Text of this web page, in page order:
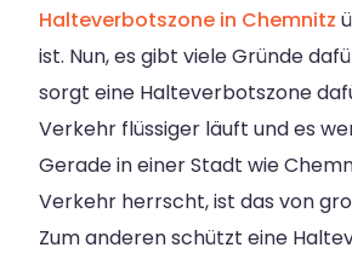
Halteverbotszone in Chemnitz
ist. Nun, es gibt viele Gründe
sorgt eine Halteverbotszone
Verkehr flüssiger läuft und es
Gerade in einer Stadt wie
Verkehr herrscht, ist das von
Zum anderen schützt eine